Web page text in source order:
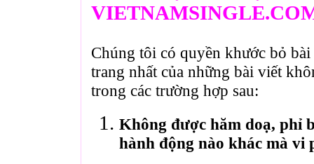
Chúng tôi có quyền khước bỏ
trang nhất của những bài viết
trong các trường hợp sau:
Không được hăm doạ, phỉ
hành động nào khác mà vi